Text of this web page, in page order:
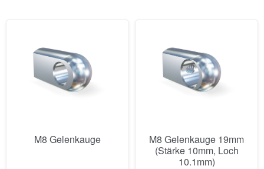
M8 Gelenkauge
M8 Gelenkauge 19mm
(Stärke 10mm, Loch
10.1mm)